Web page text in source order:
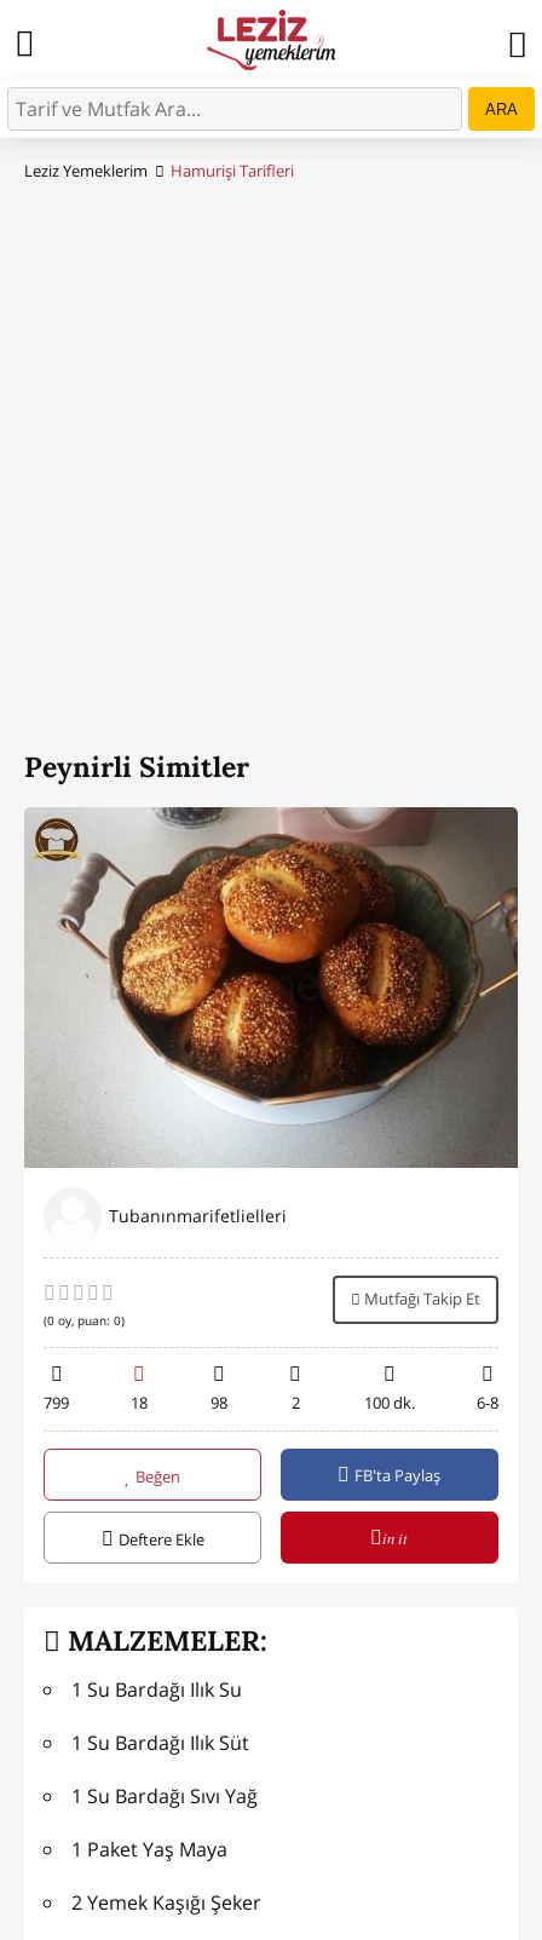
ARA
Leziz Yemeklerim Hamurişi Tarifleri
Peynirli Simitler
Tubanınmarifetlielleri
(0 oy, puan: 0)
Mutfağı Takip Et
799 18 98 2 100 dk. 6-8
Beğen FB'ta Paylaş
Deftere Ekle in it
MALZEMELER:
1 Su Bardağı Ilık Su
1 Su Bardağı Ilık Süt
1 Su Bardağı Sıvı Yağ
1 Paket Yaş Maya
2 Yemek Kaşığı Şeker